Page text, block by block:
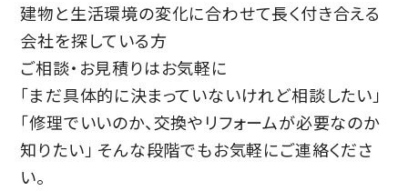
建物と生活環境の変化に合わせて長く付き合える
会社を探している方
ご相談・お見積りはお気軽に
「まだ具体的に決まっていないけれど相談したい」
「修理でいいのか、交換やリフォームが必要なのか
知りたい」 そんな段階でもお気軽にご連絡くださ
い。